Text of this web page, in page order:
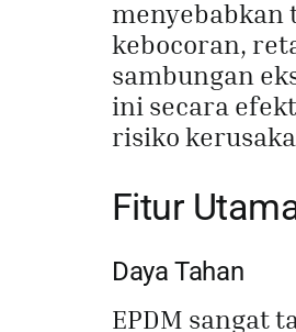
menyebabkan
kebocoran,
sambungan
ini secara
risiko
Fitur
Daya Tahan
EPDM sangat